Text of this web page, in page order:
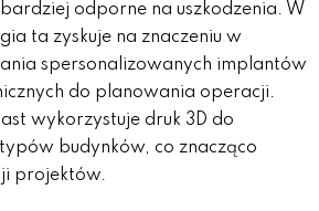
odporne na uszkodzenia. W
ta zyskuje na znaczeniu w
spersonalizowanych implantów
do planowania operacji.
wykorzystuje druk 3D do
budynków, co znacząco
projektów.